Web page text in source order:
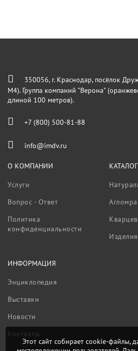
350056, г. Краснодар, посёлок
М4). Группа компаний "Верона"
длиной 100 метров).
+7 (800) 500-81-88
info@imdv.ru
О КОМПАНИИ
Услуги
Вопрос - Ответ
Политика
конфиденциальности
КАТАЛОГ
Изделия
ИНФОРМАЦИЯ
Энциклопедия
Выставки
Новости
Контакты
Этот сайт собирает cookie-файлы,